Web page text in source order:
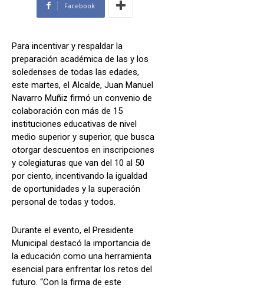
Facebook
Para incentivar y respaldar la
preparación académica de las y los
soledenses de todas las edades,
este martes, el Alcalde, Juan Manuel
Navarro Muñiz firmó un convenio de
colaboración con más de 15
instituciones educativas de nivel
medio superior y superior, que busca
otorgar descuentos en inscripciones
y colegiaturas que van del 10 al 50
por ciento, incentivando la igualdad
de oportunidades y la superación
personal de todas y todos.
Durante el evento, el Presidente
Municipal destacó la importancia de
la educación como una herramienta
esencial para enfrentar los retos del
futuro. “Con la firma de este